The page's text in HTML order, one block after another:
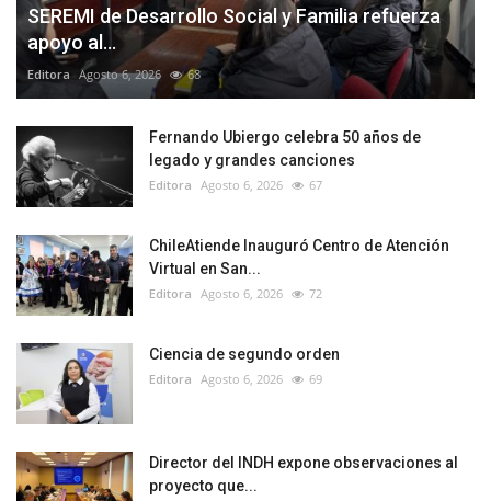
SEREMI de Desarrollo Social y Familia refuerza
apoyo al...
Editora Agosto 6, 2026 68
Fernando Ubiergo celebra 50 años de
legado y grandes canciones
Editora Agosto 6, 2026 67
ChileAtiende Inauguró Centro de Atención
Virtual en San...
Editora Agosto 6, 2026 72
Ciencia de segundo orden
Editora Agosto 6, 2026 69
Director del INDH expone observaciones al
proyecto que...